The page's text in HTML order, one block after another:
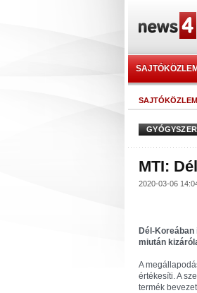
MTI:
2020-03-06
Dél-
miután
A
értékesíti. A
termék